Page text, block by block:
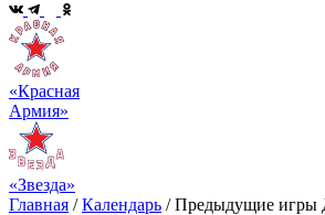
«Красная
Армия»
«Звезда»
Главная /Календарь /Предыдущие